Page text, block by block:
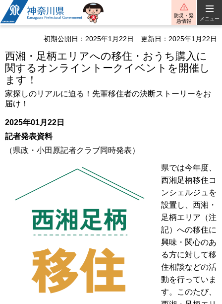
神奈川県
防災・緊
急情報
メニュー
初期公開日：2025年1月22日 更新日：2025年1月22日
西湘・足柄エリアへの移住・おうち購入に
関するオンライントークイベントを開催し
ます！
家探しのリアルに迫る！先輩移住者の決断ストーリーをお
届け！
2025年01月22日
記者発表資料
（県政・小田原記者クラブ同時発表）
県では今年度、
西湘足柄移住コ
ンシェルジュを
設置し、西湘・
足柄エリア（注
記）への移住に
興味・関心のあ
る方に対して移
住相談などの活
動を行っていま
す。このたび、